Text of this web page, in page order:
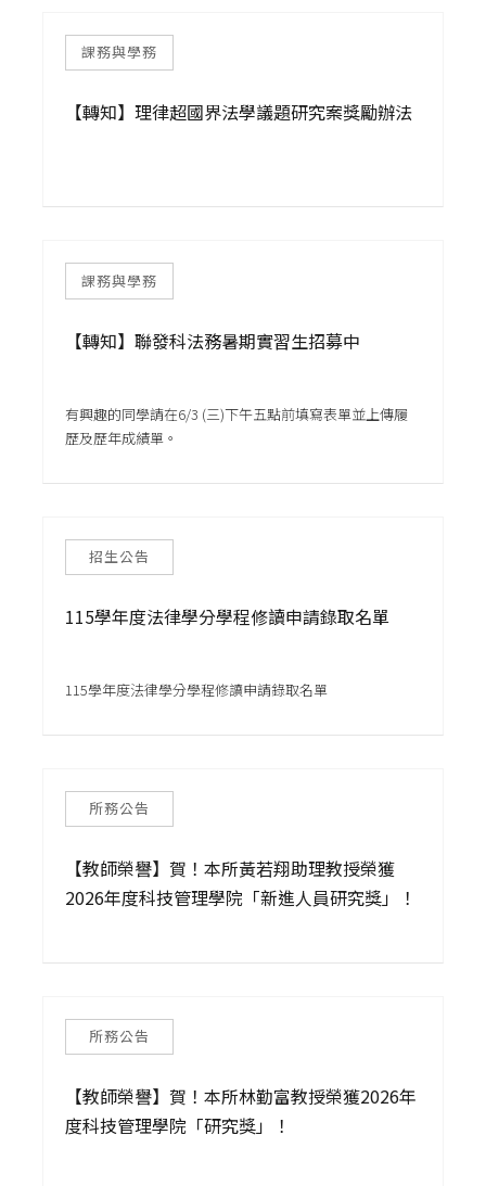
課務與學務
【轉知】理律超國界法學議題研究案獎勵辦法
課務與學務
【轉知】聯發科法務暑期實習生招募中
有興趣的同學請在6/3 (三)下午五點前填寫表單並上傳履
歷及歷年成績單。
招生公告
115學年度法律學分學程修讀申請錄取名單
115學年度法律學分學程修讀申請錄取名單
所務公告
【教師榮譽】賀！本所黃若翔助理教授榮獲
2026年度科技管理學院「新進人員研究獎」！
所務公告
【教師榮譽】賀！本所林勤富教授榮獲2026年
度科技管理學院「研究獎」！